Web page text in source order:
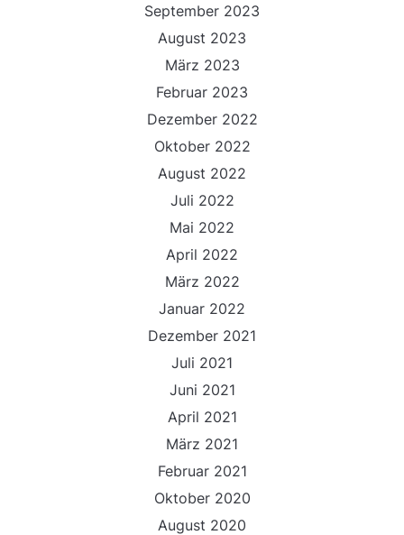
September 2023
August 2023
März 2023
Februar 2023
Dezember 2022
Oktober 2022
August 2022
Juli 2022
Mai 2022
April 2022
März 2022
Januar 2022
Dezember 2021
Juli 2021
Juni 2021
April 2021
März 2021
Februar 2021
Oktober 2020
August 2020